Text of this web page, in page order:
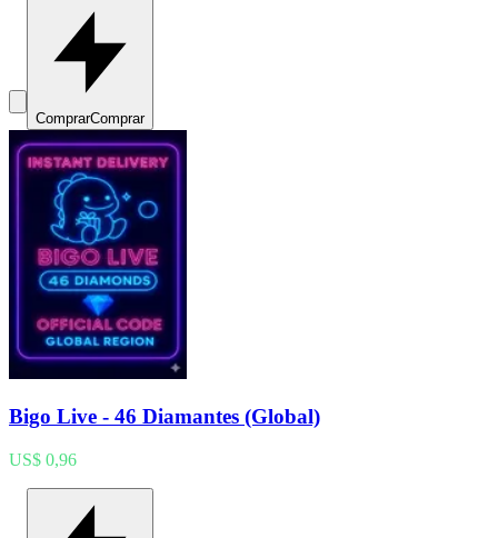
ComprarComprar
Bigo Live - 46 Diamantes (Global)
US$ 0,96